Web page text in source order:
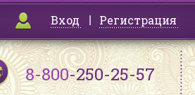
Вход Регистрация
8-800-250-25-57